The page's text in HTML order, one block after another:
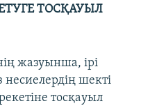
ТОСҚАУЫЛ
жазуынша, ірі
несиелердің шекті
тосқауыл